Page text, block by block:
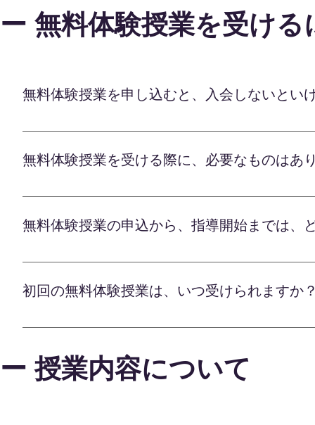
ー 無料体験授業を受ける
無料体験授業を申し込むと、入会しないとい
オンライン学習塾のLafの無料体験授業は、 「お
要はございませんので、 まずは気軽に無料体験授
を最大限に伸ばすべく、 全力でサポートさせてい
無料体験授業を受ける際に、必要なものはあ
オンライン学習塾のLafの無料体験授業は パソコ
く質問事項など、先生ごとに異なります。 ご不明
す。 楽しみながら効果的に学べる環境づくりを
無料体験授業の申込から、指導開始までは、
まずは公式LINEにて無料体験の申込をしていただ
用いただけます。 無料体験受講後に、専任の学習
ら、 正式にご契約の手続きを進めさせていただき
ます。 お子様の可能性を最大限に伸ばすべく、 全
初回の無料体験授業は、いつ受けられますか
無料体験授業は、下のボタンから公式LINEに友だ
ー 授業内容について